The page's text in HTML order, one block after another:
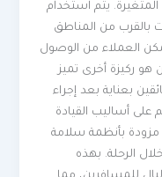
يتم استخدام
من المناطق
العملاء من الوصول
ركيزة أخرى تميز
بعناية بعد إجراء
أساليب القيادة
بأنظمة سلامة
الرحلة. بهذه